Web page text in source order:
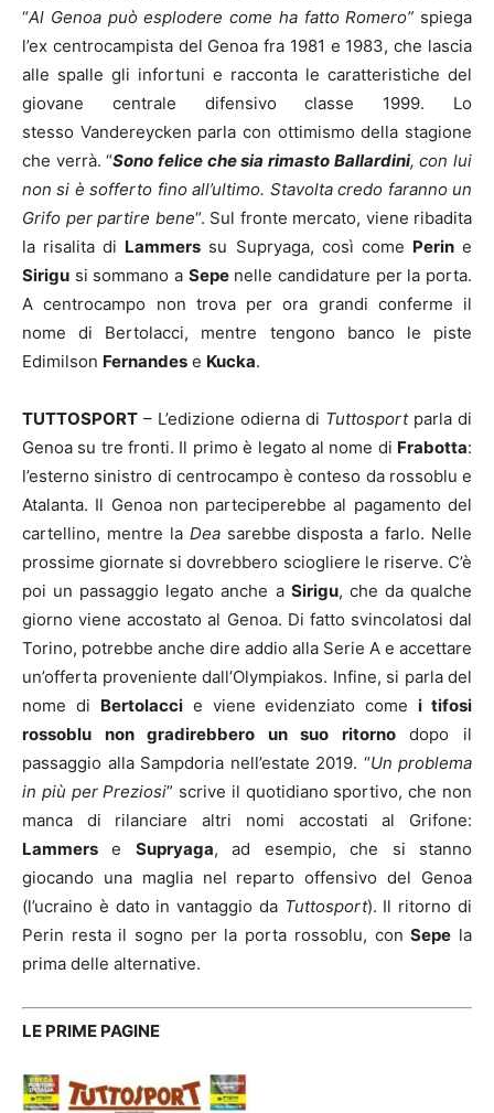
“Al Genoa può esplodere come ha fatto Romero” spiega
l’ex centrocampista del Genoa fra 1981 e 1983, che lascia
alle spalle gli infortuni e racconta le caratteristiche del
giovane centrale difensivo classe 1999. Lo
stesso Vandereycken parla con ottimismo della stagione
che verrà. “Sono felice che sia rimasto Ballardini, con lui
non si è sofferto fino all’ultimo. Stavolta credo faranno un
Grifo per partire bene“. Sul fronte mercato, viene ribadita
la risalita di Lammers su Supryaga, così come Perine
Sirigu si sommano a Sepenelle candidature per la porta.
A centrocampo non trova per ora grandi conferme il
nome di Bertolacci, mentre tengono banco le piste
Edimilson Fernandes e Kucka.
TUTTOSPORT – L’edizione odierna di Tuttosport parla di
Genoa su tre fronti. Il primo è legato al nome di Frabotta:
l’esterno sinistro di centrocampo è conteso da rossoblu e
Atalanta. Il Genoa non parteciperebbe al pagamento del
cartellino, mentre la Dea sarebbe disposta a farlo. Nelle
prossime giornate si dovrebbero sciogliere le riserve. C’è
poi un passaggio legato anche a Sirigu, che da qualche
giorno viene accostato al Genoa. Di fatto svincolatosi dal
Torino, potrebbe anche dire addio alla Serie A e accettare
un’offerta proveniente dall’Olympiakos. Infine, si parla del
nome di Bertolaccie viene evidenziato comei tifosi
rossoblu non gradirebbero un suo ritornodopo il
passaggio alla Sampdoria nell’estate 2019. “Un problema
in più per Preziosi” scrive il quotidiano sportivo, che non
manca di rilanciare altri nomi accostati al Grifone:
Lammers e Supryaga, ad esempio, che si stanno
giocando una maglia nel reparto offensivo del Genoa
(l’ucraino è dato in vantaggio da Tuttosport). Il ritorno di
Perin resta il sogno per la porta rossoblu, conSepe la
prima delle alternative.
LE PRIME PAGINE